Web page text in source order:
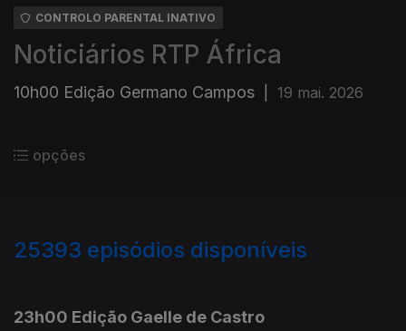
CONTROLO PARENTAL INATIVO
Noticiários RTP África
10h00 Edição Germano Campos 19 mai. 2026
opções
25393 episódios disponíveis
23h00 Edição Gaelle de Castro